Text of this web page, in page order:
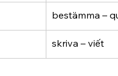
bestämma –
skriva – viết